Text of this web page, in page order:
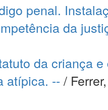
penal.
da
da criança
atípica. -- /